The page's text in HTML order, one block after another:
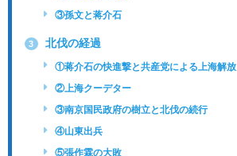
③孫文と蒋介石
3 北伐の経過
①蒋介石の快進撃と共産党による上海解放
②上海クーデター
③南京国民政府の樹立と北伐の続行
④山東出兵
⑤張作霖の大敗